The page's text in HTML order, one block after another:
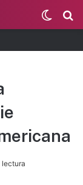
Switch
skin
lectura